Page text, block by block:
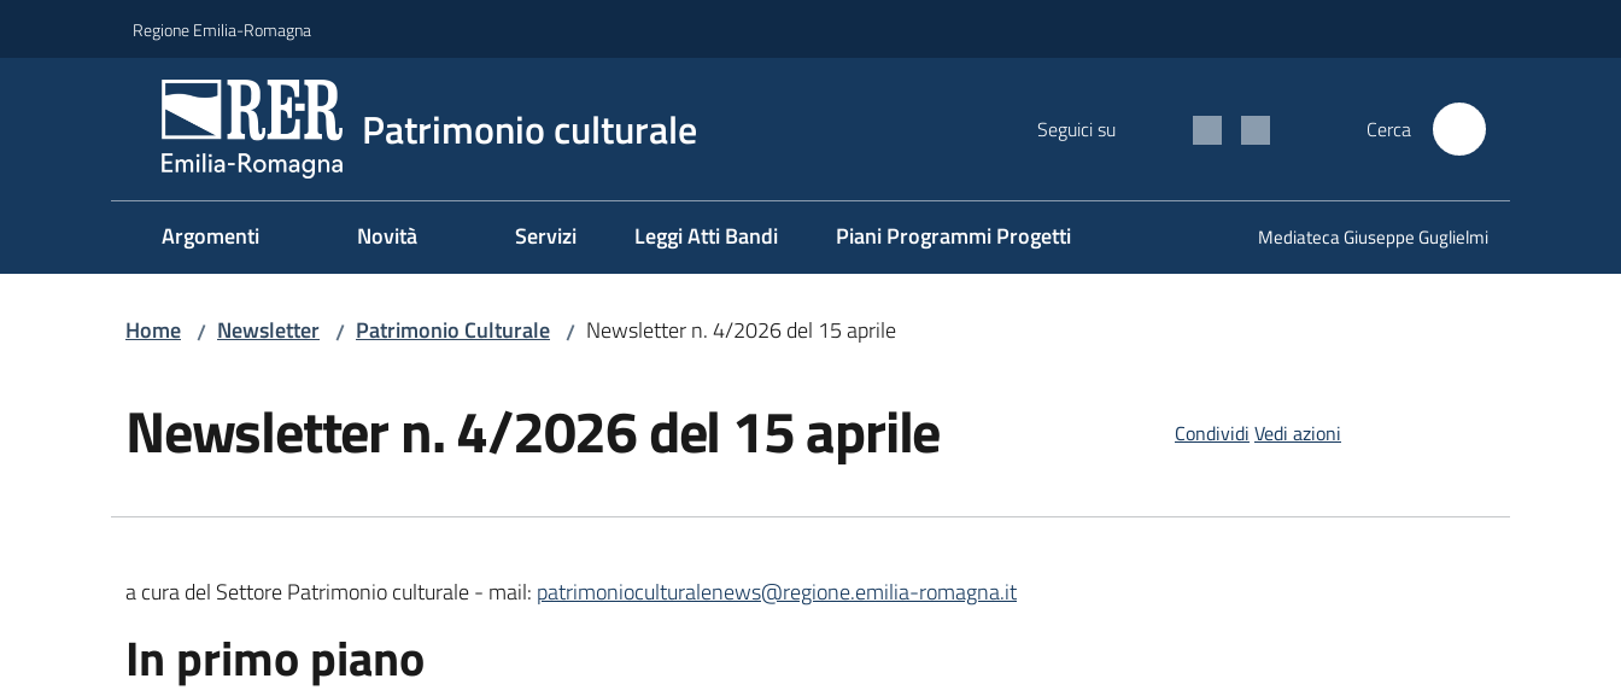
Regione Emilia-Romagna
Patrimonio culturale Seguici su Cerca
Argomenti Novità Servizi Leggi Atti Bandi Piani Programmi Progetti Mediateca Giuseppe Guglielmi
Home / Newsletter / Patrimonio Culturale / Newsletter n. 4/2026 del 15 aprile
Newsletter n. 4/2026 del 15 aprile Condividi Vedi azioni
a cura del Settore Patrimonio culturale - mail: patrimonioculturalenews@regione.emilia-romagna.it
In primo piano